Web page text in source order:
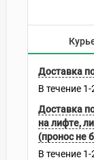
Доставка
В течение 1-
Доставка
на лифте,
(пронос не
В течение 1-